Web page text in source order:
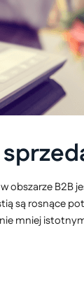
są rosnące
mniej